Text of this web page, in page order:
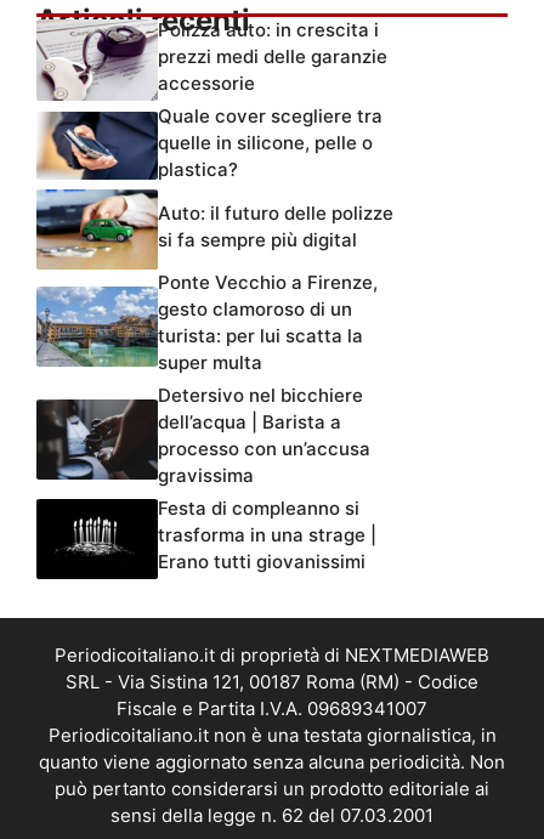
Articoli recentiPolizza auto: in crescita i
prezzi medi delle garanzie
accessorie
Quale cover scegliere tra
quelle in silicone, pelle o
plastica?
Auto: il futuro delle polizze
si fa sempre più digital
Ponte Vecchio a Firenze,
gesto clamoroso di un
turista: per lui scatta la
super multa
Detersivo nel bicchiere
dell’acqua | Barista a
processo con un’accusa
gravissima
Festa di compleanno si
trasforma in una strage |
Erano tutti giovanissimi
Periodicoitaliano.it di proprietà di NEXTMEDIAWEB
SRL - Via Sistina 121, 00187 Roma (RM) - Codice
Fiscale e Partita I.V.A. 09689341007
Periodicoitaliano.it non è una testata giornalistica, in
quanto viene aggiornato senza alcuna periodicità. Non
può pertanto considerarsi un prodotto editoriale ai
sensi della legge n. 62 del 07.03.2001